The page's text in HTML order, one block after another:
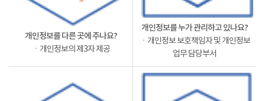
개인정보를 다른 곳에 주나요?
ㆍ개인정보의 제3자 제공
개인정보를 누가 관리하고 있나요?
ㆍ개인정보 보호책임자 및 개인정보
업무 담당부서